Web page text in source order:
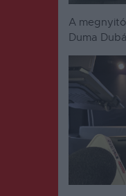
A
Duma